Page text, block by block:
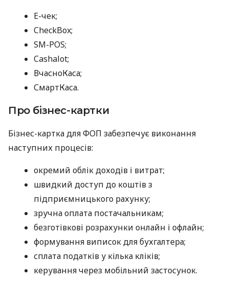
E-чек;
CheckBox;
SM-POS;
Cashalot;
ВчасноКаса;
СмартКаса.
Про бізнес-картки
Бізнес-картка для ФОП забезпечує виконання
наступних процесів:
окремий облік доходів і витрат;
швидкий доступ до коштів з
підприємницького рахунку;
зручна оплата постачальникам;
безготівкові розрахунки онлайн і офлайн;
формування виписок для бухгалтера;
сплата податків у кілька кліків;
керування через мобільний застосунок.